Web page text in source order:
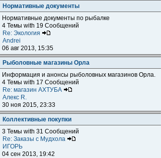
Нормативные документы
Нормативные документы по рыбалке
4 Темы with 19 Сообщений
Re: Экология
Andrei
06 авг 2013, 15:35
Рыболовные магазины Орла
Информация и анонсы рыболовных магазинов Орла.
4 Темы with 17 Сообщений
Re: магазин АХТУБА
Алекс R.
30 ноя 2015, 23:33
Коллективные покупки
3 Темы with 31 Сообщений
Re: Заказы с Мудхола
ИГОРЬ
04 сен 2013, 19:42